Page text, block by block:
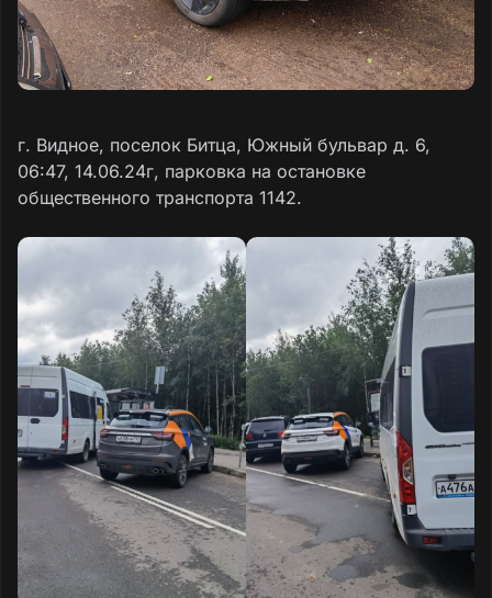
г. Видное, поселок Битца, Южный бульвар д. 6,
06:47, 14.06.24г, парковка на остановке
общественного транспорта 1142.